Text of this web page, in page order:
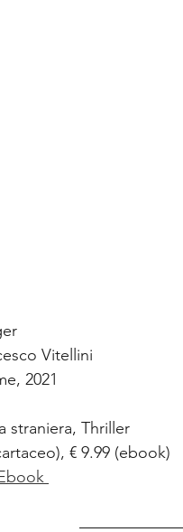
Vitellini
2021
straniera, Thriller
€ 9.99 (ebook)